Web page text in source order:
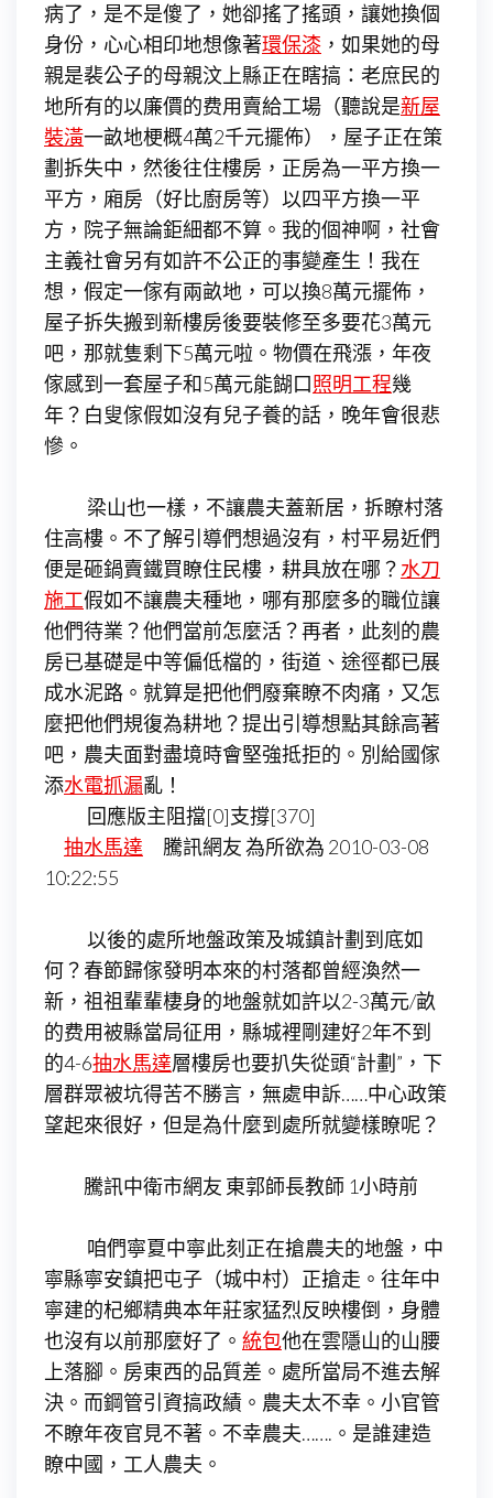
病了，是不是傻了，她卻搖了搖頭，讓她換個
身份，心心相印地想像著環保漆 ，如果她的母
親是裴公子的母親汶上縣正在瞎搞：老庶民的
地所有的以廉價的费用賣給工場（聽說是新屋
裝潢一畝地梗概4萬2千元擺佈），屋子正在策
劃拆失中，然後往住樓房，正房為一平方換一
平方，廂房（好比廚房等）以四平方換一平
方，院子無論鉅細都不算。我的個神啊，社會
主義社會另有如許不公正的事變產生！我在
想，假定一傢有兩畝地，可以換8萬元擺佈，
屋子拆失搬到新樓房後要裝修至多要花3萬元
吧，那就隻剩下5萬元啦。物價在飛漲，年夜
傢感到一套屋子和5萬元能餬口照明工程幾
年？白叟傢假如沒有兒子養的話，晚年會很悲
慘。
梁山也一樣，不讓農夫蓋新居，拆瞭村落
住高樓。不了解引導們想過沒有，村平易近們
便是砸鍋賣鐵買瞭住民樓，耕具放在哪？ 水刀
施工假如不讓農夫種地，哪有那麼多的職位讓
他們待業？他們當前怎麼活？再者，此刻的農
房已基礎是中等偏低檔的，街道、途徑都已展
成水泥路。就算是把他們廢棄瞭不肉痛，又怎
麼把他們規復為耕地？提出引導想點其餘高著
吧，農夫面對盡境時會堅強抵拒的。別給國傢
添水電抓漏亂！
回應版主阻擋[0]支撐[370]
抽水馬達 騰訊網友 為所欲為 2010-03-08
10:22:55
以後的處所地盤政策及城鎮計劃到底如
何？春節歸傢發明本來的村落都曾經渙然一
新，祖祖輩輩棲身的地盤就如許以2-3萬元/畝
的费用被縣當局征用，縣城裡剛建好2年不到
的4-6抽水馬達層樓房也要扒失從頭“計劃”，下
層群眾被坑得苦不勝言，無處申訴……中心政策
望起來很好，但是為什麼到處所就變樣瞭呢？
騰訊中衛市網友 東郭師長教師 1小時前
咱們寧夏中寧此刻正在搶農夫的地盤，中
寧縣寧安鎮把屯子（城中村）正搶走。往年中
寧建的杞鄉精典本年莊家猛烈反映樓倒，身體
也沒有以前那麼好了。 統包他在雲隱山的山腰
上落腳。房東西的品質差。處所當局不進去解
決。而鋼管引資搞政績。農夫太不幸。小官管
不瞭年夜官見不著。不幸農夫…….。是誰建造
瞭中國，工人農夫。